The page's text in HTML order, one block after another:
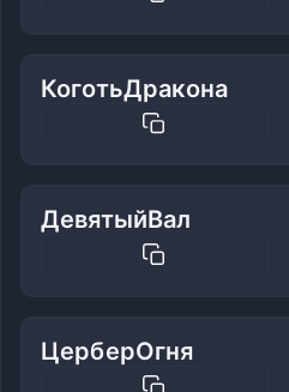
КоготьДракона
ДевятыйВал
ЦерберОгня